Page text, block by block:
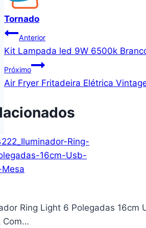
Tornado
Navegação
de
Post
Anterior
Kit Lampada led 9W 6500k
Próximo
Air Fryer Fritadeira Elétrica
Ring Light 6 Polegadas 16cm
Com…